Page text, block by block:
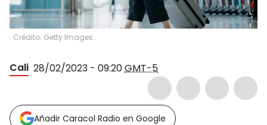
Crédito: Getty Images.
Cali 28/02/2023 - 09:20GMT-5
Añadir Caracol Radio en Google